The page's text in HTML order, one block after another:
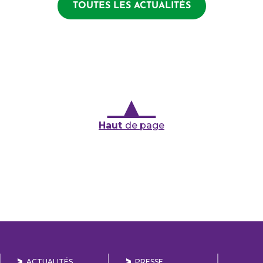
TOUTES LES ACTUALITÉS
Haut de page